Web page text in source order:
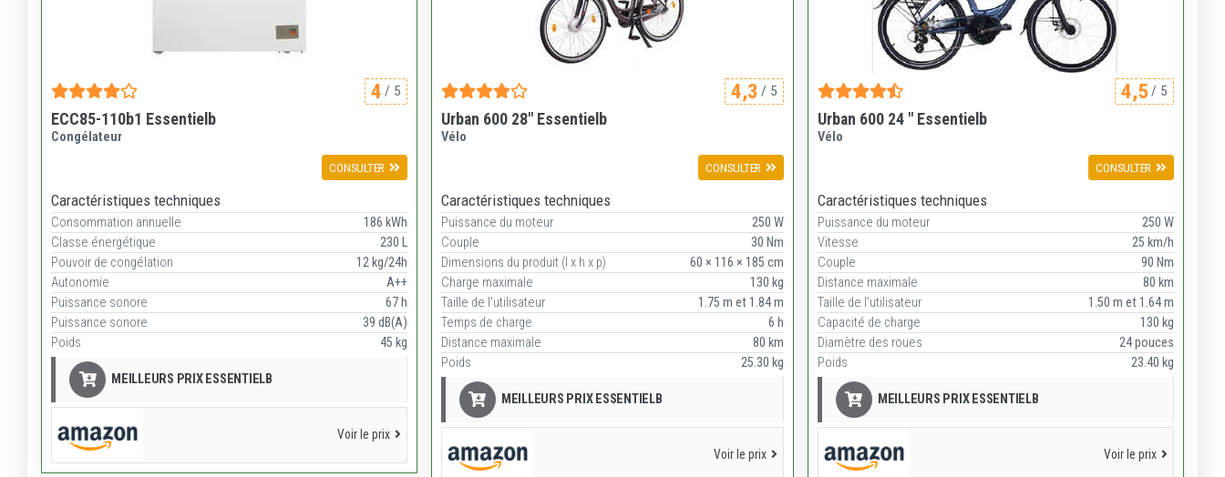
4 / 5
ECC85-110b1 Essentielb
Congélateur
CONSULTER
Caractéristiques techniques
Consommation annuelle
186 kWh
Classe énergétique
230 L
Pouvoir de congélation
12 kg/24h
Autonomie
A++
Puissance sonore
67 h
Puissance sonore
39 dB(A)
Poids
45 kg
MEILLEURS PRIX ESSENTIELB
Voir le prix
4,3 / 5
Urban 600 28" Essentielb
Vélo
CONSULTER
Caractéristiques techniques
Puissance du moteur
250 W
Couple
30 Nm
Dimensions du produit (l x h x p)
60 × 116 × 185 cm
Charge maximale
130 kg
Taille de l'utilisateur
1.75 m et 1.84 m
Temps de charge
6 h
Distance maximale
80 km
Poids
25.30 kg
MEILLEURS PRIX ESSENTIELB
Voir le prix
4,5/ 5
Urban 600 24 " Essentielb
Vélo
CONSULTER
Caractéristiques techniques
Puissance du moteur
250 W
Vitesse
25 km/h
Couple
90 Nm
Distance maximale
80 km
Taille de l'utilisateur
1.50 m et 1.64 m
Capacité de charge
130 kg
Diamètre des roues
24 pouces
Poids
23.40 kg
MEILLEURS PRIX ESSENTIELB
Voir le prix